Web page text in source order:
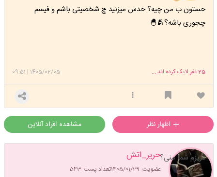
حستون ب من چیه؟ حدس میزنید چ شخصیتی باشم و فیسم
چجوری باشه؟🫂🐣
1405/02/05
|
09:51 25نفر لایک کرده اند ...
مشاهده افراد آنلاین
حریر_اتش
عضویت: 1405/01/29 تعداد پست: 543
عزیزم شما منی؟